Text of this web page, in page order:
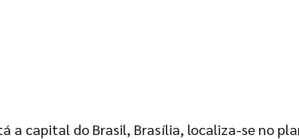
a capital do Brasil, Brasília, localiza-se no